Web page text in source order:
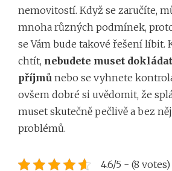
nemovitostí. Když se zaručíte,
mnoha různých podmínek,
se Vám bude takové řešení líbit.
chtít, nebudete muset
příjmů nebo se vyhnete
ovšem dobré si uvědomit, že
muset skutečně pečlivě a bez
problémů.
4.6/5 - (8 votes)